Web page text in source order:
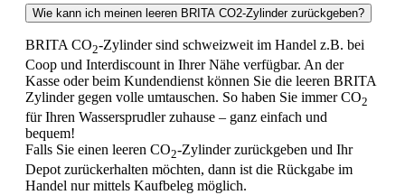
Wie kann ich meinen leeren BRITA CO2-Zylinder zurückgeben?
BRITA CO2-Zylinder sind schweizweit im Handel z.B. bei
Coop und Interdiscount in Ihrer Nähe verfügbar. An der
Kasse oder beim Kundendienst können Sie die leeren BRITA
Zylinder gegen volle umtauschen. So haben Sie immer CO2
für Ihren Wassersprudler zuhause – ganz einfach und
bequem!
Falls Sie einen leeren CO2-Zylinder zurückgeben und Ihr
Depot zurückerhalten möchten, dann ist die Rückgabe im
Handel nur mittels Kaufbeleg möglich.